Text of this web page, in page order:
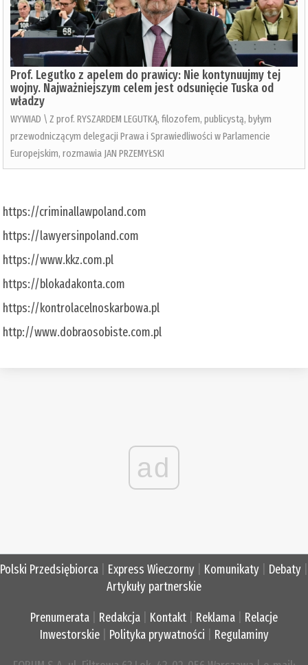
Prof. Legutko z apelem do prawicy: Nie kontynuujmy tej
wojny. Najważniejszym celem jest odsunięcie Tuska od
władzy
WYWIAD \ Z prof. RYSZARDEM LEGUTKĄ, filozofem, publicystą, byłym
przewodniczącym delegacji Prawa i Sprawiedliwości w Parlamencie
Europejskim, rozmawia JAN PRZEMYŁSKI
https://criminallawpoland.com
https://lawyersinpoland.com
https://www.kkz.com.pl
https://blokadakonta.com
https://kontrolacelnoskarbowa.pl
http://www.dobraosobiste.com.pl
ad
Polski Przedsiębiorca Express Wieczorny Komunikaty Debaty
Artykuły partnerskie
Prenumerata Redakcja Kontakt Reklama
Relacje
Inwestorskie| Polityka prywatności Regulaminy